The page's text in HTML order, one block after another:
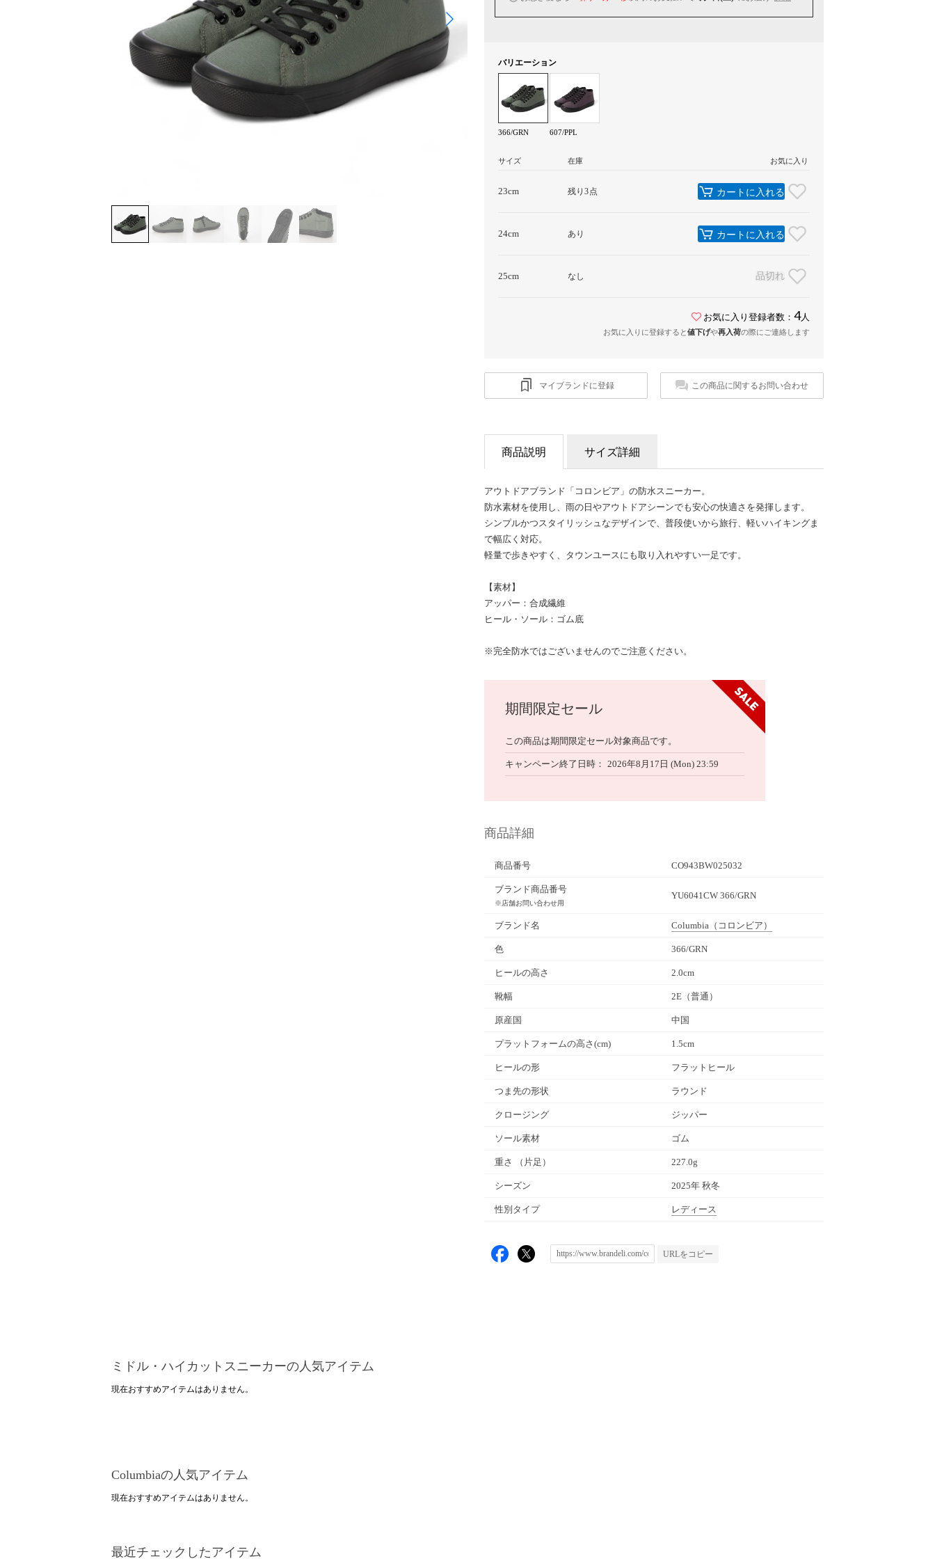
バリエーション
366/GRN 607/PPL
サイズ 在庫 お気に入り
23cm 残り3点 カートに入れる
24cm あり カートに入れる
25cm なし 品切れ
お気に入り登録者数： 4人
お気に入りに登録すると値下げや再入荷の際にご連絡します
マイブランドに登録 この商品に関するお問い合わせ
商品説明 サイズ詳細
アウトドアブランド「コロンビア」の防水スニーカー。
防水素材を使用し、雨の日やアウトドアシーンでも安心の快適さを発揮します。
シンプルかつスタイリッシュなデザインで、普段使いから旅行、軽いハイキングま
で幅広く対応。
軽量で歩きやすく、タウンユースにも取り入れやすい一足です。
【素材】
アッパー：合成繊維
ヒール・ソール：ゴム底
※完全防水ではございませんのでご注意ください。
期間限定セール
この商品は期間限定セール対象商品です。
キャンペーン終了日時 2026年8月17日 (Mon) 23:59
商品詳細
商品番号 CO943BW025032
ブランド商品番号
※店舗お問い合わせ用
YU6041CW 366/GRN
ブランド名 Columbia （コロンビア）
色 366/GRN
ヒールの高さ 2.0cm
靴幅 2E（普通）
原産国 中国
プラットフォームの高さ(cm) 1.5cm
ヒールの形 フラットヒール
つま先の形状 ラウンド
クロージング ジッパー
ソール素材 ゴム
重さ （片足） 227.0g
シーズン 2025年 秋冬
性別タイプ レディース
URLをコピー
ミドル・ハイカットスニーカーの人気アイテム
現在おすすめアイテムはありません。
Columbiaの人気アイテム
現在おすすめアイテムはありません。
最近チェックしたアイテム